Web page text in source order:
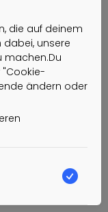
die auf deinem
dabei, unsere
machen.Du
"Cookie-
ändern oder